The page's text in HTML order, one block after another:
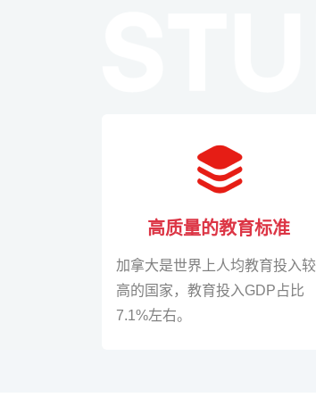
高质量的教育标准
加拿大是世界上人均教育投入较
高的国家，教育投入GDP占比
7.1%左右。